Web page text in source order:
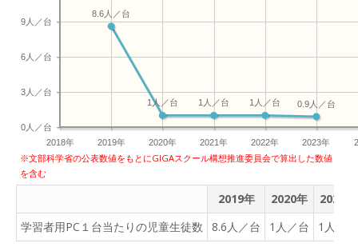
2018年 2019年 2020年 2021年 2022年 2023年
0人／台
3人／台
6人／台
9人／台
0.9人／台
1人／台
1人／台
1人／台
8.6人／台
※文部科学省の公表数値をもとにGIGAスクール構想推進委員会で算出した数値
を含む
2019年 2020年
2021年
学習者用PC１台当たりの児童生徒数
8.6人／台 1人／台 1人／台